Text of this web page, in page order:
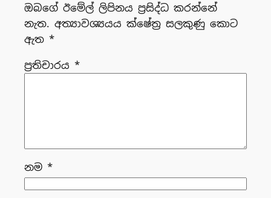
ඔබගේ ඊමේල් ලිපිනය ප්‍රසිද්ධ කරන්නේ
නැත. අත්‍යාවශ්‍යයය ක්ෂේත්‍ර සලකුණු කොට
ඇත *
ප්‍රතිචාරය *
නම *